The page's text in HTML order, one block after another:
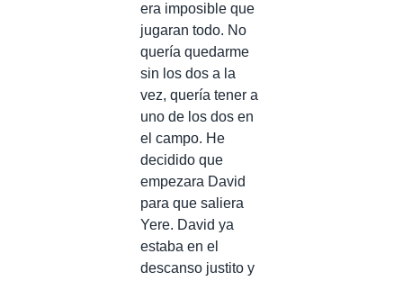
era imposible que
jugaran todo. No
quería quedarme
sin los dos a la
vez, quería tener a
uno de los dos en
el campo. He
decidido que
empezara David
para que saliera
Yere. David ya
estaba en el
descanso justito y